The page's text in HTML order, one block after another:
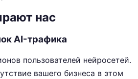
нас
AI-трафика
пользователей нейросетей.
вашего бизнеса в этом